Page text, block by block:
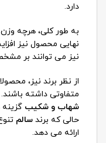
دارد.
به طور کلی، هرچه
نهایی محصول نیز
نیز می توانند بر
از نظر برند نیز،
متفاوتی داشته
شهاب و شکیب
حالی که برند سالم
ارائه می دهد.